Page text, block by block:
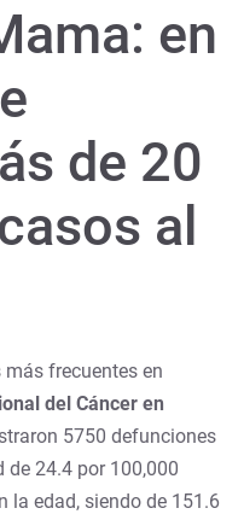
en
de 20
al
frecuentes en
del Cáncer en
5750 defunciones
24.4 por 100,000
la edad, siendo de 151.6